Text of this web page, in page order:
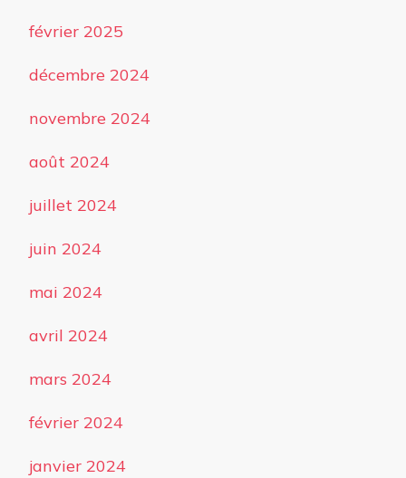
février 2025
décembre 2024
novembre 2024
août 2024
juillet 2024
juin 2024
mai 2024
avril 2024
mars 2024
février 2024
janvier 2024